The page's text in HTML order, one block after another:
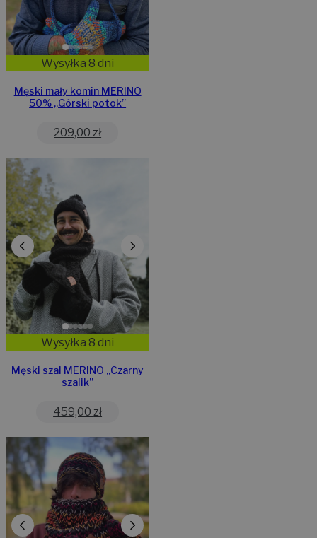
Wysyłka 8 dni
Męski mały komin MERINO
50% „Górski potok”
209,00 zł
Wysyłka 8 dni
Męski szal MERINO „Czarny
szalik”
459,00 zł